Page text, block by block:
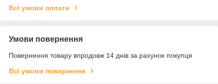
Всі умови оплати
Умови повернення
Повернення товару впродовж 14 днів за рахунок покупця
Всі умови повернення